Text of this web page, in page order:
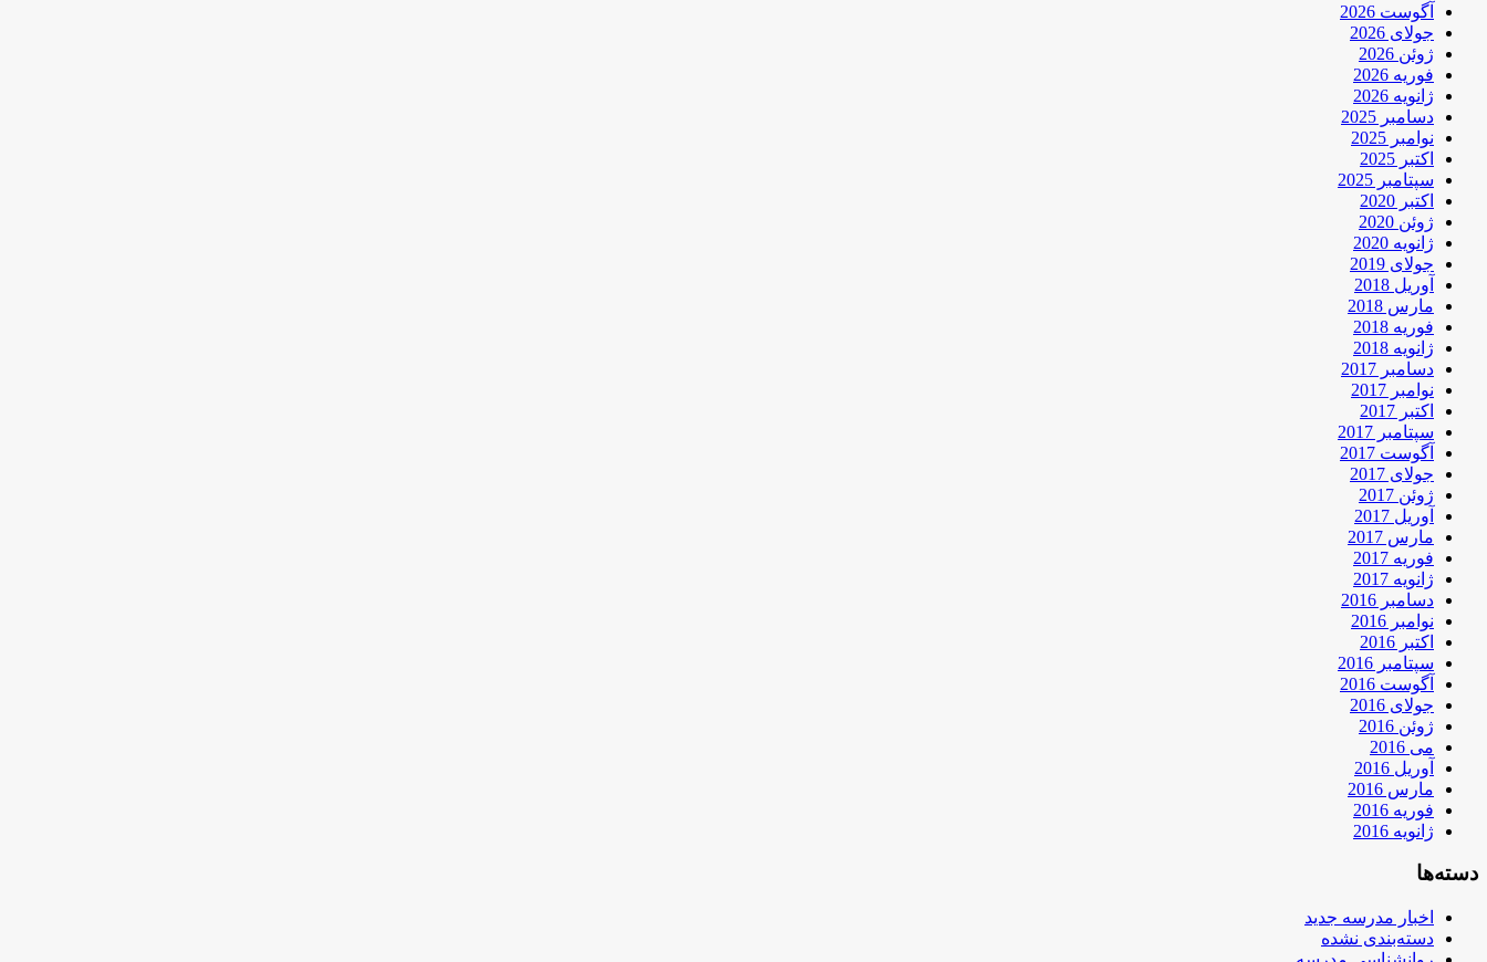
آگوست 2026
جولای 2026
ژوئن 2026
فوریه 2026
ژانویه 2026
دسامبر 2025
نوامبر 2025
اکتبر 2025
سپتامبر 2025
اکتبر 2020
ژوئن 2020
ژانویه 2020
جولای 2019
آوریل 2018
مارس 2018
فوریه 2018
ژانویه 2018
دسامبر 2017
نوامبر 2017
اکتبر 2017
سپتامبر 2017
آگوست 2017
جولای 2017
ژوئن 2017
آوریل 2017
مارس 2017
فوریه 2017
ژانویه 2017
دسامبر 2016
نوامبر 2016
اکتبر 2016
سپتامبر 2016
آگوست 2016
جولای 2016
ژوئن 2016
می 2016
آوریل 2016
مارس 2016
فوریه 2016
ژانویه 2016
دسته‌ها
اخبار مدرسه جدید
دسته‌بندی نشده